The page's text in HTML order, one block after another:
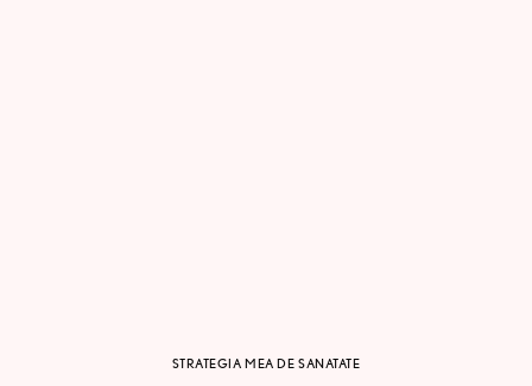
STRATEGIA MEA DE SANATATE